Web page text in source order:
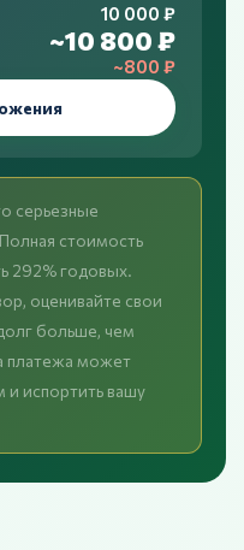
10 000 ₽
~10 800 ₽
~800 ₽
серьезные
стоимость
292% годовых.
оценивайте свои
больше, чем
платежа может
и испортить вашу